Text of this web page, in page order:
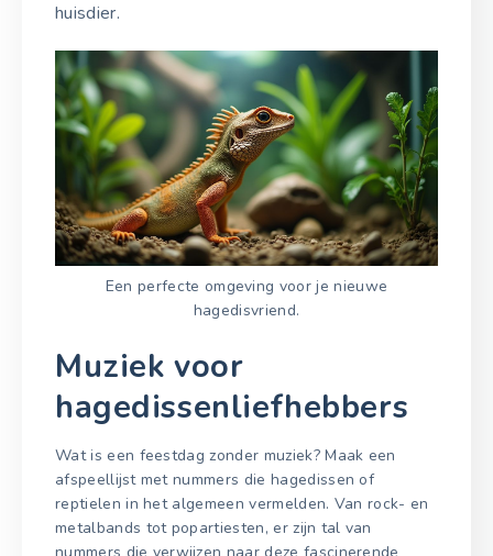
huisdier.
Een perfecte omgeving voor je nieuwe
hagedisvriend.
Muziek voor
hagedissenliefhebbers
Wat is een feestdag zonder muziek? Maak een
afspeellijst met nummers die hagedissen of
reptielen in het algemeen vermelden. Van rock- en
metalbands tot popartiesten, er zijn tal van
nummers die verwijzen naar deze fascinerende